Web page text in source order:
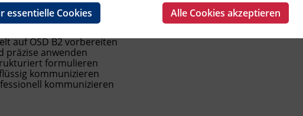
B2 Kompetenzmodule dar:
auf ÖSD B2 vorbereiten
präzise anwenden
formulieren
kommunizieren
kommunizieren
essentielle Cookies Alle Cookies akzeptieren